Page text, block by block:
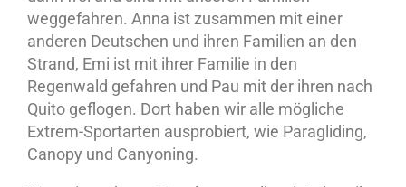
weggefahren. Anna ist zusammen mit einer
anderen Deutschen und ihren Familien an den
Strand, Emi ist mit ihrer Familie in den
Regenwald gefahren und Pau mit der ihren nach
Quito geflogen. Dort haben wir alle mögliche
Extrem-Sportarten ausprobiert, wie Paragliding,
Canopy und Canyoning.